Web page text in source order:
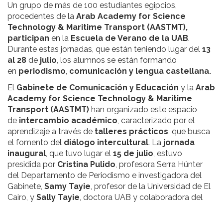
Un grupo de más de 100 estudiantes egipcios,
procedentes de la Arab Academy for Science
Technology & Maritime Transport (AASTMT),
participan en la Escuela de Verano de la UAB.
Durante estas jornadas, que están teniendo lugar del 13
al 28 de julio, los alumnos se están formando
en periodismo, comunicación y lengua castellana.
El Gabinete de Comunicación y Educación y la Arab
Academy for Science Technology & Maritime
Transport (AASTMT) han organizado este espacio
de intercambio académico, caracterizado por el
aprendizaje a través de talleres prácticos, que busca
el fomento del diálogo intercultural. La jornada
inaugural, que tuvo lugar el 15 de julio, estuvo
presidida por Cristina Pulido, profesora Serra Húnter
del Departamento de Periodismo e investigadora del
Gabinete, Samy Tayie, profesor de la Universidad de El
Cairo, y Sally Tayie, doctora UAB y colaboradora del